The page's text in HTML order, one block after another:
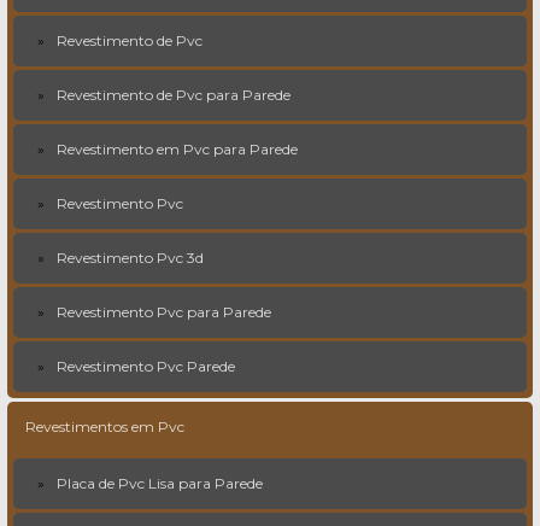
Revestimento de Pvc
Revestimento de Pvc para Parede
Revestimento em Pvc para Parede
Revestimento Pvc
Revestimento Pvc 3d
Revestimento Pvc para Parede
Revestimento Pvc Parede
Revestimentos em Pvc
Placa de Pvc Lisa para Parede